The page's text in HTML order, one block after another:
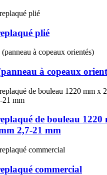
plié
à copeaux
de bouleau 1220
2,7-21 mm
commercial